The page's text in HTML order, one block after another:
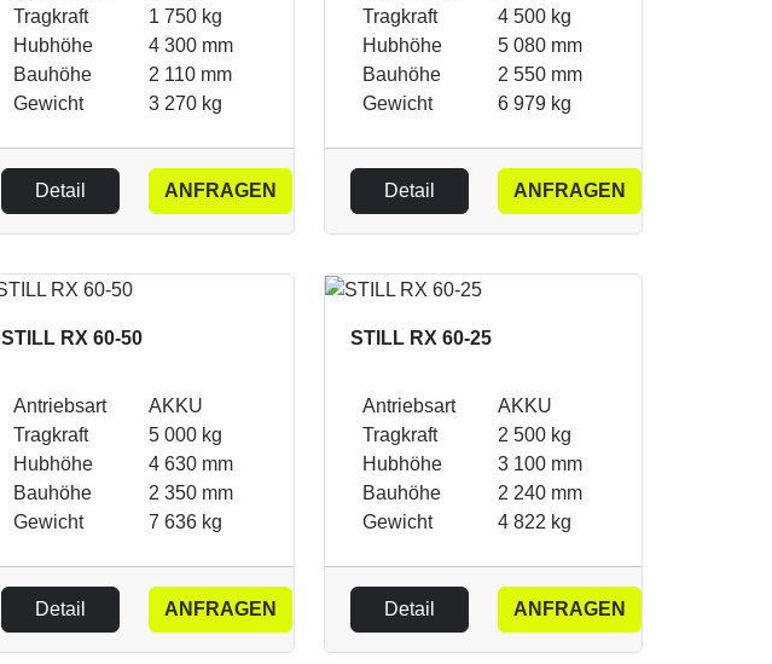
Tragkraft
1 750 kg
Hubhöhe
4 300 mm
Bauhöhe
2 110 mm
Gewicht
3 270 kg
Detail ANFRAGEN
Tragkraft
4 500 kg
Hubhöhe
5 080 mm
Bauhöhe
2 550 mm
Gewicht
6 979 kg
Detail ANFRAGEN
STILL RX 60-50
Antriebsart
AKKU
Tragkraft
5 000 kg
Hubhöhe
4 630 mm
Bauhöhe
2 350 mm
Gewicht
7 636 kg
Detail ANFRAGEN
STILL RX 60-25
Antriebsart
AKKU
Tragkraft
2 500 kg
Hubhöhe
3 100 mm
Bauhöhe
2 240 mm
Gewicht
4 822 kg
Detail ANFRAGEN